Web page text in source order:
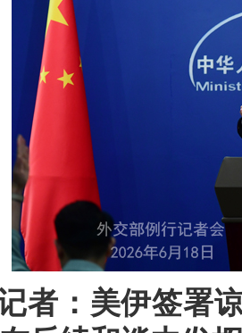
者：美伊签署